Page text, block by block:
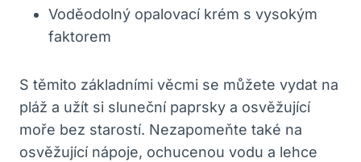
Voděodolný opalovací krém ‌s vysokým
faktorem
S ‍těmito základními věcmi se ‌můžete vydat ⁣na
pláž a ‍užít si sluneční paprsky a osvěžující
⁤moře bez starostí.⁢ Nezapomeňte také na
osvěžující ⁣nápoje, ochucenou vodu a⁤ lehce